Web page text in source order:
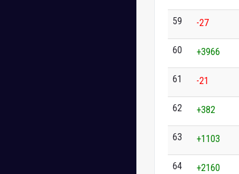
59 -27
60 +3966
61 -21
62 +382
63 +1103
64 +2160